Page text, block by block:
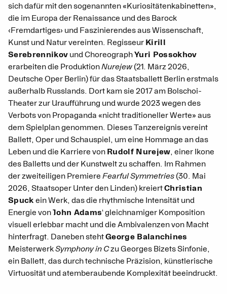
sich dafür mit den sogenannten «Kuriositätenkabinetten»,
die im Europa der Renaissance und des Barock
‹Fremdartiges› und Faszinierendes aus Wissenschaft,
Kunst und Natur vereinten. Regisseur Kirill
Serebrennikov und ChoreographYuri Possokhov
erarbeiten die ProduktionNurejew(21. März 2026,
Deutsche Oper Berlin) für das Staatsballett Berlin erstmals
außerhalb Russlands. Dort kam sie 2017 am Bolschoi-
Theater zur Uraufführung und wurde 2023 wegen des
Verbots von Propaganda «nicht traditioneller Werte» aus
dem Spielplan genommen. Dieses Tanzereignis vereint
Ballett, Oper und Schauspiel, um eine Hommage an das
Leben und die Karriere von Rudolf Nurejew, einer Ikone
des Balletts und der Kunstwelt zu schaffen. Im Rahmen
der zweiteiligen Premiere Fearful Symmetries (30. Mai
2026, Staatsoper Unter den Linden) kreiertChristian
Spuck ein Werk, das die rhythmische Intensität und
Energie vonJohn Adams‘ gleichnamiger Komposition
visuell erlebbar macht und die Ambivalenzen von Macht
hinterfragt. Daneben stehtGeorge Balanchines
MeisterwerkSymphony in Czu Georges Bizets Sinfonie,
ein Ballett, das durch technische Präzision, künstlerische
Virtuosität und atemberaubende Komplexität beeindruckt.